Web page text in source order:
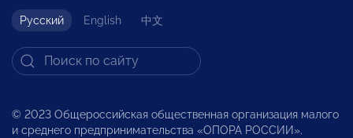
Русский English 中文
© 2023 Общероссийская общественная организация малого
и среднего предпринимательства «ОПОРА РОССИИ».